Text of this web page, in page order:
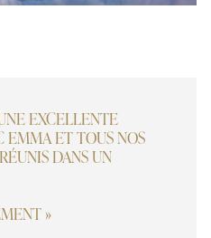
EXCELLENTE
EMMA ET TOUS NOS
DANS UN
»